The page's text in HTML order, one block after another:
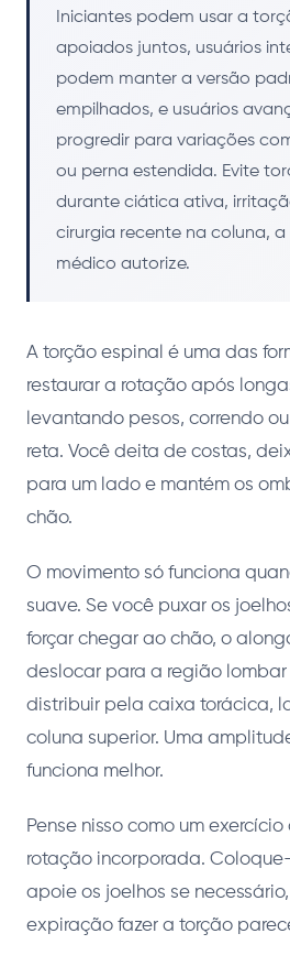
Iniciantes podem usar a
apoiados juntos, usuários
podem manter a versão
empilhados, e usuários
progredir para variações
ou perna estendida. Evite
durante ciática ativa,
cirurgia recente na coluna, a
médico autorize.
A torção espinal é uma das
restaurar a rotação após
levantando pesos, correndo
reta. Você deita de costas,
para um lado e mantém os
chão.
O movimento só funciona
suave. Se você puxar os
forçar chegar ao chão, o
deslocar para a região lombar
distribuir pela caixa torácica,
coluna superior. Uma
funciona melhor.
Pense nisso como um
rotação incorporada.
apoie os joelhos se
expiração fazer a torção